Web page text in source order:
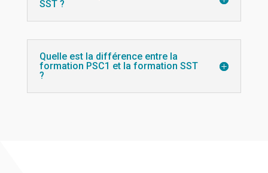
SST ?
Quelle est la différence entre la
formation PSC1 et la formation SST
?